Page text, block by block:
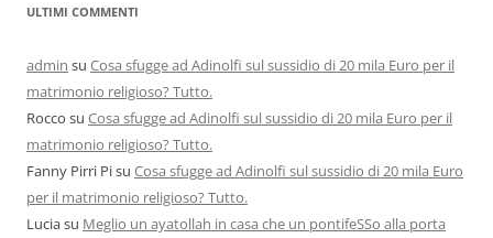
ULTIMI COMMENTI
admin su Cosa sfugge ad Adinolfi sul sussidio di 20 mila Euro per il
matrimonio religioso? Tutto.
Rocco su Cosa sfugge ad Adinolfi sul sussidio di 20 mila Euro per il
matrimonio religioso? Tutto.
Fanny Pirri Pisu Cosa sfugge ad Adinolfi sul sussidio di 20 mila Euro
per il matrimonio religioso? Tutto.
Luciasu Meglio un ayatollah in casa che un pontifeSSo alla porta